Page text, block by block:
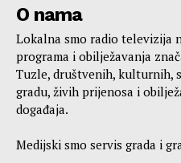
O nama
Lokalna smo radio televizija
programa i obilježavanja
Tuzle, društvenih, kulturnih,
gradu, živih prijenosa i
događaja.
Medijski smo servis grada i